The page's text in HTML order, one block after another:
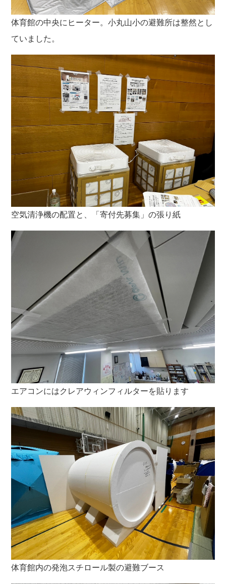
体育館の中央にヒーター。小丸山小の避難所は整然とし
ていました。
空気清浄機の配置と、「寄付先募集」の張り紙
エアコンにはクレアウィンフィルターを貼ります
体育館内の発泡スチロール製の避難ブース